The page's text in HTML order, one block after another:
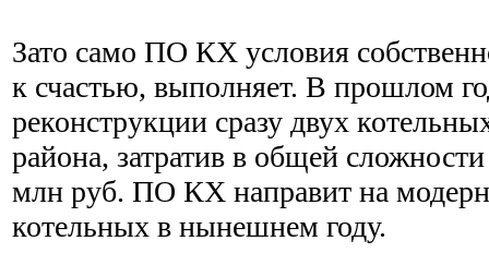
Зато само ПО КХ условия
к счастью, выполняет. В прошлом
реконструкции сразу двух
района, затратив в общей
млн руб. ПО КХ направит на
котельных в нынешнем году.